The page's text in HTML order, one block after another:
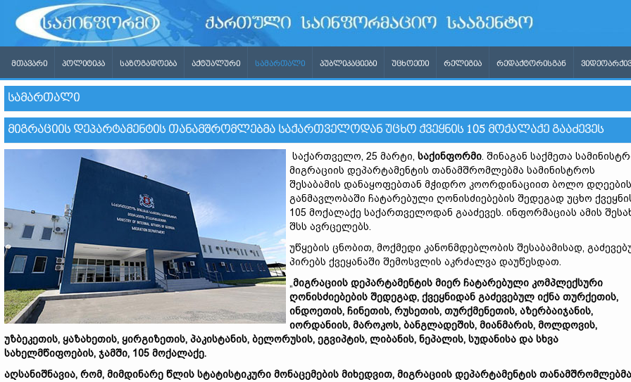
ᲛᲗᲐᲕᲐᲠᲘ ᲞᲝᲚᲘᲢᲘᲙᲐ ᲡᲐᲖᲝᲒᲐᲓᲝᲔᲑᲐ ᲐᲥᲢᲣᲐᲚᲣᲠᲘ ᲡᲐᲛᲐᲠᲗᲐᲚᲘ ᲞᲣᲑᲚᲘᲙᲐᲪᲘᲔᲑᲘ ᲣᲪᲮᲝᲔᲗᲘ ᲠᲔᲚᲘᲒᲘᲐ ᲠᲔᲓᲐᲥᲢᲝᲠᲘᲡᲒᲐᲜ
ᲡᲐᲛᲐᲠᲗᲐᲚᲘ
ᲛᲘᲒᲠᲐᲪᲘᲘᲡ ᲓᲔᲞᲐᲠᲢᲐᲛᲔᲜᲢᲘᲡ ᲗᲐᲜᲐᲛᲨᲠᲝᲛᲚᲔᲑᲛᲐ ᲡᲐᲥᲐᲠᲗᲕᲔᲚᲝᲓᲐᲜ ᲣᲪᲮᲝ ᲥᲕᲔᲧᲜᲘᲡ 105 ᲛᲝᲥᲐᲚᲐᲥᲔ ᲒᲐᲐᲫᲔᲕᲔᲡ
საქართველო, 25 მარტი, საქინფორმი. შინაგან საქმეთა
მიგრაციის დეპარტამენტის თანამშრომლებმა სამინისტროს
შესაბამის დანაყოფებთან მჭიდრო კოორდინაციით ბოლო დღეების
განმავლობაში ჩატარებული ღონისძიებების შედეგად უცხო
105 მოქალაქე საქართველოდან გააძევეს. ინფორმაციას ამის
შსს ავრცელებს.
უწყების ცნობით, მოქმედი კანონმდებლობის შესაბამისად,
პირებს ქვეყანაში შემოსვლის აკრძალვა დაუწესდათ.
„მიგრაციის დეპარტამენტის მიერ ჩატარებული კომპლექსური
ღონისძიებების შედეგად, ქვეყნიდან გაძევებულ იქნა თურქეთის,
ინდოეთის, ჩინეთის, რუსეთის, თურქმენეთის, აზერბაიჯანის,
იორდანიის, მაროკოს, ბანგლადეშის, მიანმარის, მოლდოვის,
უზბეკეთის, ყაზახეთის, ყირგიზეთის, პაკისტანის, ბელორუსის, ეგვიპტის, ლიბანის, ნეპალის, სუდანისა და სხვა
სახელმწიფოების, ჯამში, 105 მოქალაქე.
აღსანიშნავია, რომ, მიმდინარე წლის სტატისტიკური მონაცემების მიხედვით, მიგრაციის დეპარტამენტის თანამშრომლებმა